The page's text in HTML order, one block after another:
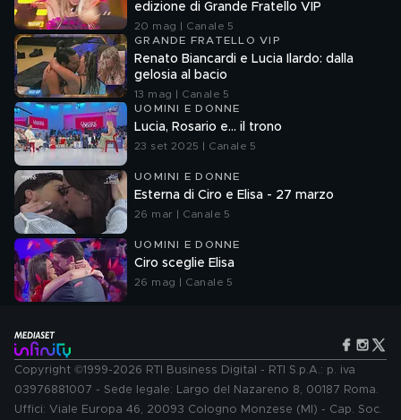
edizione di Grande Fratello VIP
20 mag | Canale 5
GRANDE FRATELLO VIP
Renato Biancardi e Lucia Ilardo: dalla
gelosia al bacio
13 mag | Canale 5
UOMINI E DONNE
Lucia, Rosario e... il trono
23 set 2025 | Canale 5
UOMINI E DONNE
Esterna di Ciro e Elisa - 27 marzo
26 mar | Canale 5
UOMINI E DONNE
Ciro sceglie Elisa
26 mag | Canale 5
Copyright ©1999-2026 RTI Business Digital - RTI S.p.A.: p. iva
03976881007 - Sede legale: Largo del Nazareno 8, 00187 Roma.
Uffici: Viale Europa 46, 20093 Cologno Monzese (MI) - Cap. Soc.